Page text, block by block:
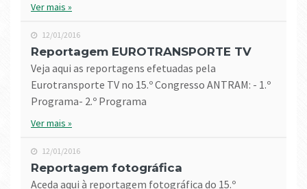
Ver mais »
12/01/2016
Reportagem EUROTRANSPORTE TV
Veja aqui as reportagens efetuadas pela
Eurotransporte TV no 15.º Congresso ANTRAM: - 1.º
Programa- 2.º Programa
Ver mais »
12/01/2016
Reportagem fotográfica
Aceda aqui à reportagem fotográfica do 15.º